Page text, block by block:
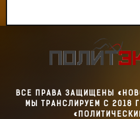
ВСЕ ПРАВА ЗАЩИЩЕНЫ
МЫ ТРАНСЛИРУЕМ С 2018